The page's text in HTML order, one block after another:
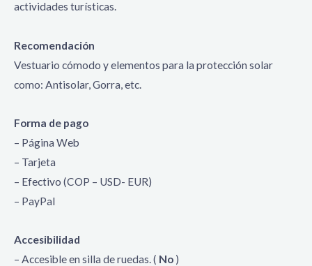
actividades turísticas.
Recomendación
Vestuario cómodo y elementos para la protección solar
como: Antisolar, Gorra, etc.
Forma de pago
– Página Web
– Tarjeta
– Efectivo (COP – USD- EUR)
– PayPal
Accesibilidad
– Accesible en silla de ruedas. ( No )